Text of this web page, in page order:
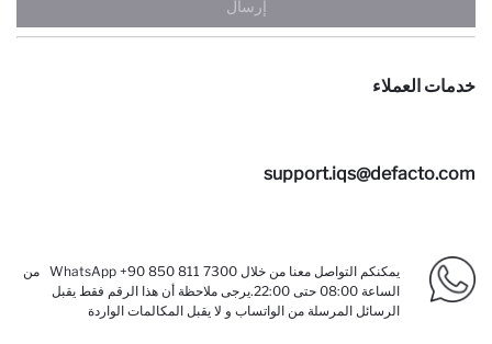
إرسال
خدمات العملاء
support.iqs@defacto.com
يمكنكم التواصل معنا من خلال WhatsApp +90 850 811 7300 من
الساعة 08:00 حتى 22:00.يرجى ملاحظة أن هذا الرقم فقط يقبل
الرسائل المرسلة من الواتساب و لا يقبل المكالمات الواردة